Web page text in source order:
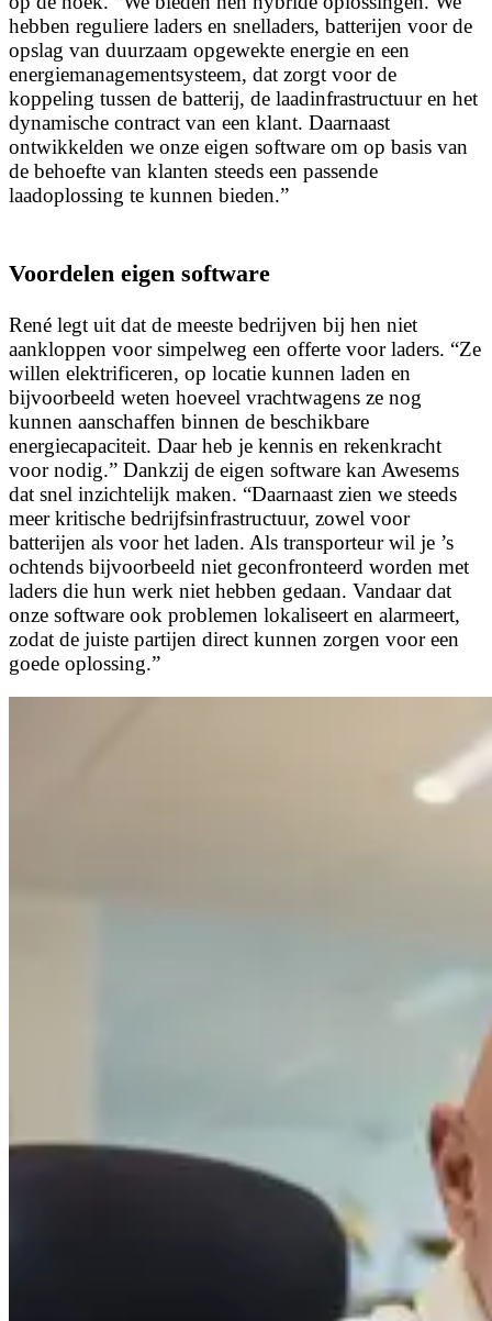
hebben reguliere laders en snelladers, batterijen voor de
opslag van duurzaam opgewekte energie en een
energiemanagementsysteem, dat zorgt voor de
koppeling tussen de batterij, de laadinfrastructuur en het
dynamische contract van een klant. Daarnaast
ontwikkelden we onze eigen software om op basis van
de behoefte van klanten steeds een passende
laadoplossing te kunnen bieden.”
Voordelen eigen software
René legt uit dat de meeste bedrijven bij hen niet
aankloppen voor simpelweg een offerte voor laders. “Ze
willen elektrificeren, op locatie kunnen laden en
bijvoorbeeld weten hoeveel vrachtwagens ze nog
kunnen aanschaffen binnen de beschikbare
energiecapaciteit. Daar heb je kennis en rekenkracht
voor nodig.” Dankzij de eigen software kan Awesems
dat snel inzichtelijk maken. “Daarnaast zien we steeds
meer kritische bedrijfsinfrastructuur, zowel voor
batterijen als voor het laden. Als transporteur wil je ’s
ochtends bijvoorbeeld niet geconfronteerd worden met
laders die hun werk niet hebben gedaan. Vandaar dat
onze software ook problemen lokaliseert en alarmeert,
zodat de juiste partijen direct kunnen zorgen voor een
goede oplossing.”